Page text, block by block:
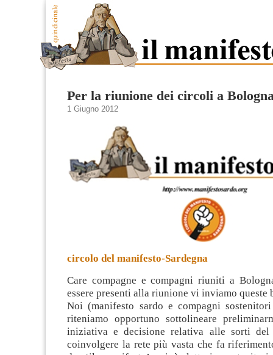
Per la riunione dei circoli a
1 Giugno 2012
circolo del manifesto-Sardegna
Care compagne e compagni riuniti a
essere presenti alla riunione vi inviamo queste
Noi (manifesto sardo e compagni
riteniamo opportuno sottolineare
iniziativa e decisione relativa alle sorti del
coinvolgere la rete più vasta che fa